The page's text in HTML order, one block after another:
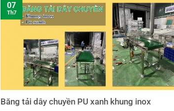
Băng tải dây chuyền PU xanh khung inox
07
Th7